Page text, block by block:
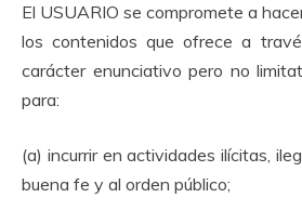
El USUARIO se compromete a
los contenidos que ofrece a
carácter enunciativo pero no
para:
(a) incurrir en actividades ilícitas,
buena fe y al orden público;